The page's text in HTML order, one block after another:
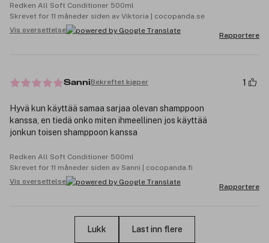
Redken All Soft Conditioner 500ml
Skrevet for 11 måneder siden av Viktoria | cocopanda.se
Vis oversettelse
Rapportere
SanniBekreftet kjøper 1
Hyvä kun käyttää samaa sarjaa olevan shamppoon
kanssa, en tiedä onko miten ihmeellinen jos käyttää
jonkun toisen shamppoon kanssa
Redken All Soft Conditioner 500ml
Skrevet for 11 måneder siden av Sanni | cocopanda.fi
Vis oversettelse
Rapportere
Lukk Last inn flere